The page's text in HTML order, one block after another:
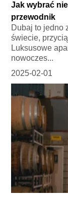
Jak wybrać
przewodnik
Dubaj to jedno
świecie,
Luksusowe
nowoczes...
2025-02-01